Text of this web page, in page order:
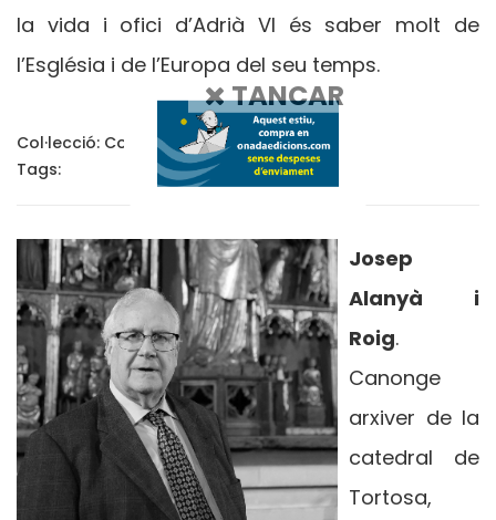
la vida i ofici d’Adrià VI és saber molt de
l’Església i de l’Europa del seu temps.
Col·lecció: Col·lecció Conèixer
Tags:
Josep
Alanyà i
Roig.
Canonge
arxiver de la
catedral de
Tortosa,
TANCAR